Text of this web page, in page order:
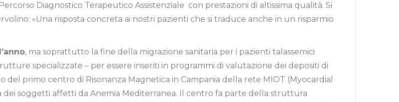
Diagnostico Terapeutico Assistenziale con prestazioni di altissima qualità. Si
«Una risposta concreta ai nostri pazienti che si traduce anche in un risparmio
, ma soprattutto la fine della migrazione sanitaria per i pazienti talassemici
specializzate – per essere inseriti in programmi di valutazione dei depositi di
del primo centro di Risonanza Magnetica in Campania della rete MIOT (Myocardial
dei soggetti affetti da Anemia Mediterranea. Il centro fa parte della struttura